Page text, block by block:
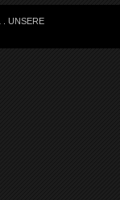
UNSERE